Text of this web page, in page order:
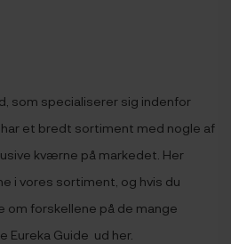
som specialiserer sig indenfor
et bredt sortiment med nogle af
kværne på markedet. Her
i vores sortiment, og hvis du
om forskellene på de mange
Eureka Guide ud her.